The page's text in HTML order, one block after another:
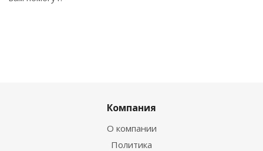
Компания
О компании
Политика